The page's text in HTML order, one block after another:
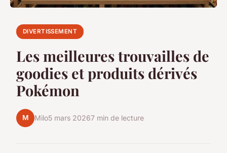
DIVERTISSEMENT
Les meilleures trouvailles de
goodies et produits dérivés
Pokémon
M Milo5 mars 20267 min de lecture